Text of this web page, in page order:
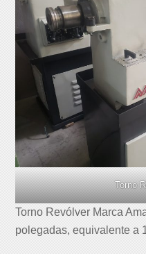
Torno
Torno Revólver Marca
polegadas, equivalente a